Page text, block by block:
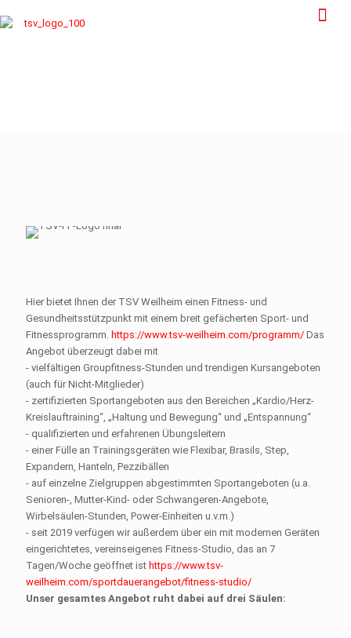
Hier bietet Ihnen der TSV Weilheim einen Fitness- und
Gesundheitsstützpunkt mit einem breit gefächerten Sport- und
Fitnessprogramm. https://www.tsv-weilheim.com/programm/ Das
Angebot überzeugt dabei mit
- vielfältigen Groupfitness-Stunden und trendigen Kursangeboten
(auch für Nicht-Mitglieder)
- zertifizierten Sportangeboten aus den Bereichen „Kardio/Herz-
Kreislauftraining“, „Haltung und Bewegung“ und „Entspannung“
- qualifizierten und erfahrenen Übungsleitern
- einer Fülle an Trainingsgeräten wie Flexibar, Brasils, Step,
Expandern, Hanteln, Pezzibällen
- auf einzelne Zielgruppen abgestimmten Sportangeboten (u.a.
Senioren-, Mutter-Kind- oder Schwangeren-Angebote,
Wirbelsäulen-Stunden, Power-Einheiten u.v.m.)
- seit 2019 verfügen wir außerdem über ein mit modernen Geräten
eingerichtetes, vereinseigenes Fitness-Studio, das an 7
Tagen/Woche geöffnet ist https://www.tsv-
weilheim.com/sportdauerangebot/fitness-studio/
Unser gesamtes Angebot ruht dabei auf drei Säulen: